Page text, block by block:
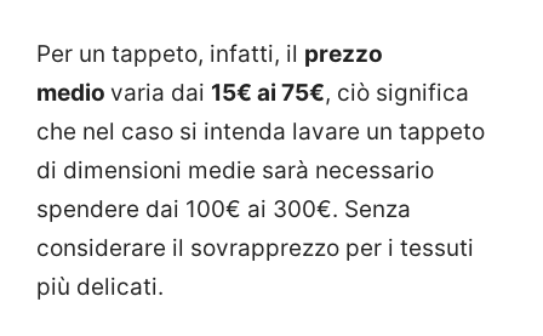
Per un tappeto, infatti, il prezzo
medio varia dai 15€ ai 75€, ciò significa
che nel caso si intenda lavare un tappeto
di dimensioni medie sarà necessario
spendere dai 100€ ai 300€. Senza
considerare il sovrapprezzo per i tessuti
più delicati.